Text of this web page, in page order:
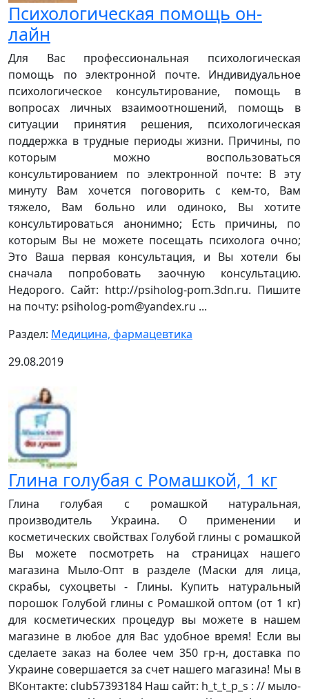
Психологическая помощь он-
лайн
Для Вас профессиональная психологическая
помощь по электронной почте. Индивидуальное
психологическое консультирование, помощь в
вопросах личных взаимоотношений, помощь в
ситуации принятия решения, психологическая
поддержка в трудные периоды жизни. Причины, по
которым можно воспользоваться
консультированием по электронной почте: В эту
минуту Вам хочется поговорить с кем-то, Вам
тяжело, Вам больно или одиноко, Вы хотите
консультироваться анонимно; Есть причины, по
которым Вы не можете посещать психолога очно;
Это Ваша первая консультация, и Вы хотели бы
сначала попробовать заочную консультацию.
Недорого. Сайт: http://psiholog-pom.3dn.ru. Пишите
на почту: psiholog-pom@yandex.ru ...
Раздел: Медицина, фармацевтика
29.08.2019
Глина голубая с Ромашкой, 1 кг
Глина голубая с ромашкой натуральная,
производитель Украина. О применении и
косметических свойствах Голубой глины с ромашкой
Вы можете посмотреть на страницах нашего
магазина Мыло-Опт в разделе (Маски для лица,
скрабы, сухоцветы - Глины. Купить натуральный
порошок Голубой глины с Ромашкой оптом (от 1 кг)
для косметических процедур вы можете в нашем
магазине в любое для Вас удобное время! Если вы
сделаете заказ на более чем 350 гр-н, доставка по
Украине совершается за счет нашего магазина! Мы в
ВКонтакте: club57393184 Наш сайт: h_t_t_p_s : // мыло-